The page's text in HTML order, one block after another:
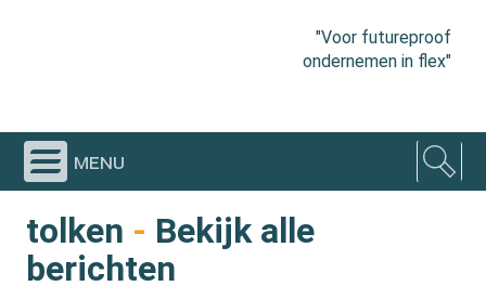
"Voor futureproof
ondernemen in flex"
menu
tolken - Bekijk alle
berichten